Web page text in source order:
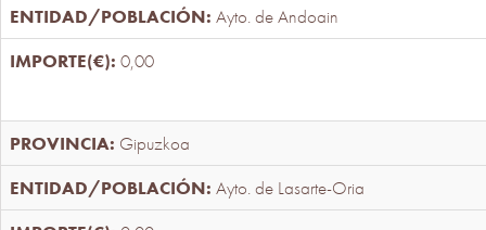
Ayto. de Andoain
0,00
Gipuzkoa
Ayto. de Lasarte-Oria